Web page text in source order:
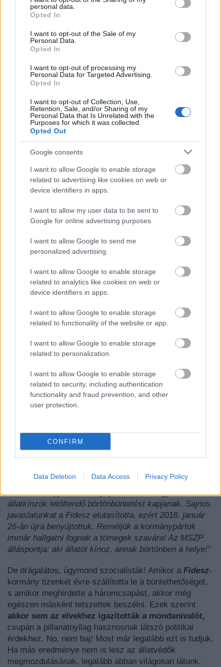
grant or deny consent to Google and its third-party tags to
use your data for below specified purposes in below Google
consent section.
personal data.
Opted In
I want to opt-out of the Sale of my
Personal Data.
Opted In
I want to opt-out of processing my
Personal Data for Targeted Advertising.
Opted In
I want to opt-out of Collection, Use,
Retention, Sale, and/or Sharing of my
Personal Data that Is Unrelated with the
Purposes for which it was collected.
Opted Out
Google consents
I want to allow Google to enable storage
related to advertising like cookies on web or
device identifiers in apps.
I want to allow my user data to be sent to
Google for online advertising purposes.
I want to allow Google to send me
personalized advertising.
I want to allow Google to enable storage
related to analytics like cookies on web or
device identifiers in apps.
I want to allow Google to enable storage
related to functionality of the website or app.
I want to allow Google to enable storage
related to personalization.
I want to allow Google to enable storage
related to security, including authentication
functionality and fraud prevention, and other
user protection.
CONFIRM
Data Deletion Data Access Privacy Policy
a bírósági statisztikák szerint nagyrészt még nyolc
általánost sem végzett emberek, mielőtt kutyára,
Ezzel együtt a felvonulásnak volt értelme.
tette, hogy bekerüljön a téma a közbeszédbe, s az
enyémhez hasonló cikkek megszületésére teremtett
ha ideig-óráig is tart, rávilágít arra, hogy az
állatkínzásban is a társadalom zavarai jelennek meg.
Akár tudatában vannak ennek, akár nem, akár
egyetértenek ezzel, akár nem a tiltakozók, annak
tudatosításához járultak hozzá, hogy akkor változik
leszünk megjavítani az emberi kapcsolatokat.
De amíg eljő ez a pillanat, jobb, ha
politikusok nyerik a legtöbbet.
A rezsim, amely a tankötelezettség tizenhat esztendőre
redukálásával, a munkanélküliséggel fenyegetettségben
leszállításával, aháromcsapásként elhíresült
törvénnyelés hasonlókkal gondolja megregulázni a
petícióját is érvei közé fogja besorolni. Persze anélkül,
hogy maguk az állatok érdekelnék, hiszen az
embereknek is csupán egy kis töredékére figyelnek.
Ha a kormányoldal így tenne, nem lepődnék meg. Bár
illúzióim e tekintetben sem voltak, attól mégis
beszállt. Apárt honlapján Kiss Lászlóországgyűlési
képviselő örömét fejezte ki aziránt, hogy sokan vettek
részt a megmozduláson, és rámutatott, hogy azMSZP
szervezetekkel, s ezek eredményeként 2015. október
21-én törvényjavaslatot nyújtottunk be, hogy az
állatkínzók letöltendő börtönbüntetést kapjanak. Sajnos
javaslatunkat a Fidesz elutasította, ezért 2016. január
26-án újra benyújtottuk. Reméljük a kormánypártok
immár hallgatni fognak a tömegek szavára! Az MSZP
álláspontja: aki állatot kínoz, annak börtönben a helye!”
De drágalátos, úgymond szocialisták! Amikor a Fidesz-
kormány tizenkét évre szállította le a büntethetőséget,
s amikor meghirdette a háromcsapást, akkor még
egészen másként tetszettek beszélni. Ezek szerint
akkor sem az elvekhez igazították a mondanivalót,
csupán a pillanatnyilag hasznosnak látszó politikai
érdekhez. No, nem baj! Most már legalább ezt is tudjuk.
Ha más eredménye nem is lesz az állatvédők
megmozdulásának, legalább abban világosan látunk,